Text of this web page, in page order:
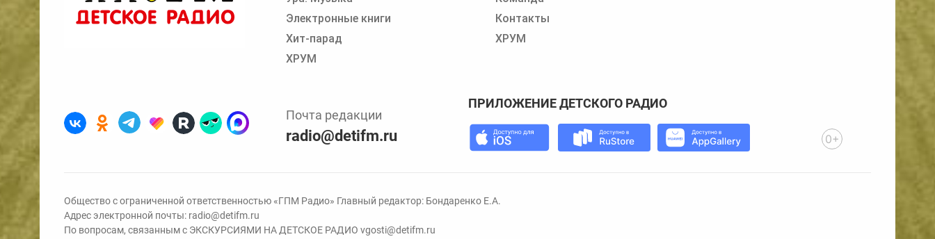
Электронные книги
Хит-парад
ХРУМ
Контакты
ХРУМ
Почта редакции
radio@detifm.ru
ПРИЛОЖЕНИЕ ДЕТСКОГО РАДИО
0+
Общество с ограниченной ответственностью «ГПМ Радио» Главный редактор: Бондаренко Е.А.
Адрес электронной почты: radio@detifm.ru
По вопросам, связанным с ЭКСКУРСИЯМИ НА ДЕТСКОЕ РАДИО vgosti@detifm.ru